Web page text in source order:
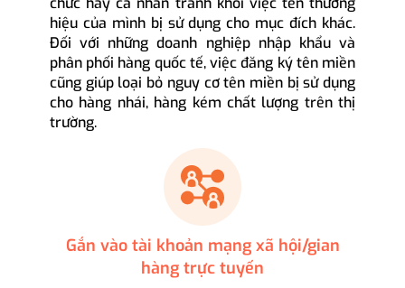
hiệu của mình bị sử dụng cho mục đích khác.
Đối với những doanh nghiệp nhập khẩu và
phân phối hàng quốc tế, việc đăng ký tên miền
cũng giúp loại bỏ nguy cơ tên miền bị sử dụng
cho hàng nhái, hàng kém chất lượng trên thị
trường.
Gắn vào tài khoản mạng xã hội/gian
hàng trực tuyến